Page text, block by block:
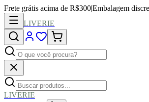
Frete grátis acima de R$300|Embalagem
LIVERIE
LIVERIE